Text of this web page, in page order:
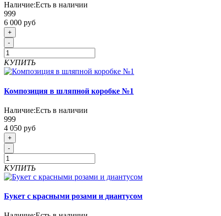
Наличие:Есть в наличии
999
6 000 руб
+
-
КУПИТЬ
Композиция в шляпной коробке №1
Наличие:Есть в наличии
999
4 050 руб
+
-
КУПИТЬ
Букет с красными розами и диантусом